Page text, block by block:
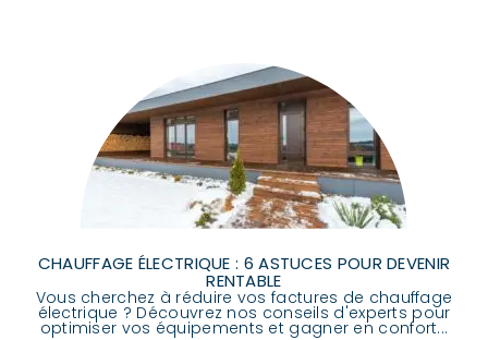
CHAUFFAGE ÉLECTRIQUE : 6 ASTUCES POUR DEVENIR
RENTABLE
Vous cherchez à réduire vos factures de chauffage
électrique ? Découvrez nos conseils d'experts pour
optimiser vos équipements et gagner en confort...